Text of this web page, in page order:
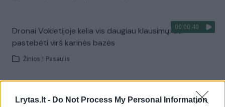
Lrytas.lt - Do Not Process My Personal Information
00:00:40
Dronai Vokietijoje kelia vis daugiau klausimų: du
pastebėti virš karinės bazės
Žinios Pasaulis